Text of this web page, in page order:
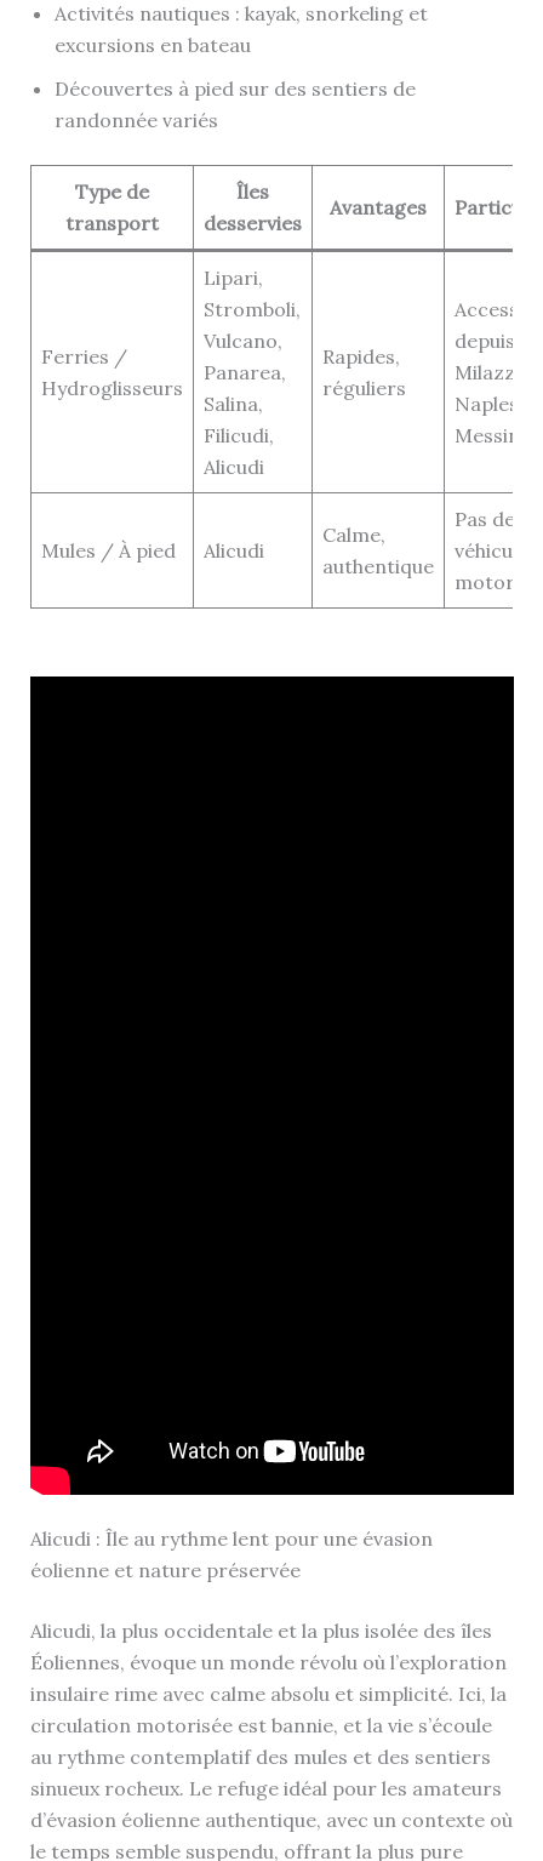
Activités nautiques : kayak, snorkeling et
excursions en bateau
Découvertes à pied sur des sentiers de
randonnée variés
Type de
transport
Îles
desservies
Avantages
Ferries /
Hydroglisseurs
Lipari,
Stromboli,
Vulcano,
Panarea,
Salina,
Filicudi,
Alicudi
Rapides,
réguliers
depuis
Milazzo,
Naples,
Messine
Mules / À pied Alicudi
Calme,
authentique
Pas de
véhicules
Alicudi : Île au rythme lent pour une évasion
éolienne et nature préservée
Alicudi, la plus occidentale et la plus isolée des îles
Éoliennes, évoque un monde révolu où l’exploration
insulaire rime avec calme absolu et simplicité. Ici, la
circulation motorisée est bannie, et la vie s’écoule
au rythme contemplatif des mules et des sentiers
sinueux rocheux. Le refuge idéal pour les amateurs
d’évasion éolienne authentique, avec un contexte où
le temps semble suspendu, offrant la plus pure